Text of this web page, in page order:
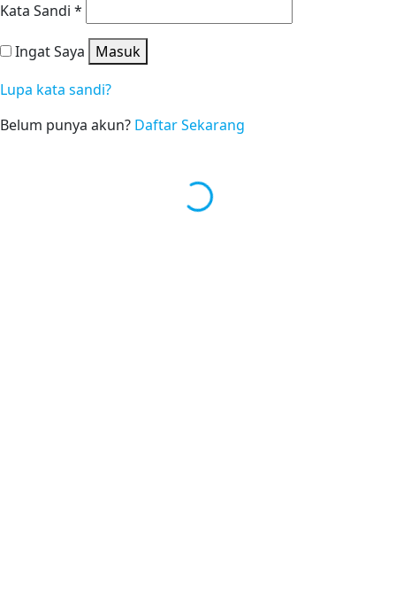
Kata Sandi *
Ingat Saya
Masuk
Lupa kata sandi?
Belum punya akun? Daftar Sekarang